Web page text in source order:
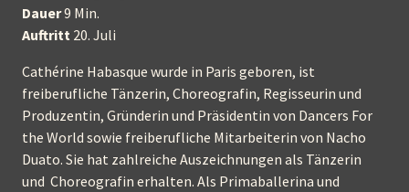
Dauer9 Min.
Auftritt 20. Juli
Cathérine Habasque wurde in Paris geboren, ist
freiberufliche Tänzerin, Choreografin, Regisseurin und
Produzentin, Gründerin und Präsidentin von Dancers For
the World sowie freiberufliche Mitarbeiterin von Nacho
Duato. Sie hat zahlreiche Auszeichnungen als Tänzerin
und Choreografin erhalten. Als Primaballerina und